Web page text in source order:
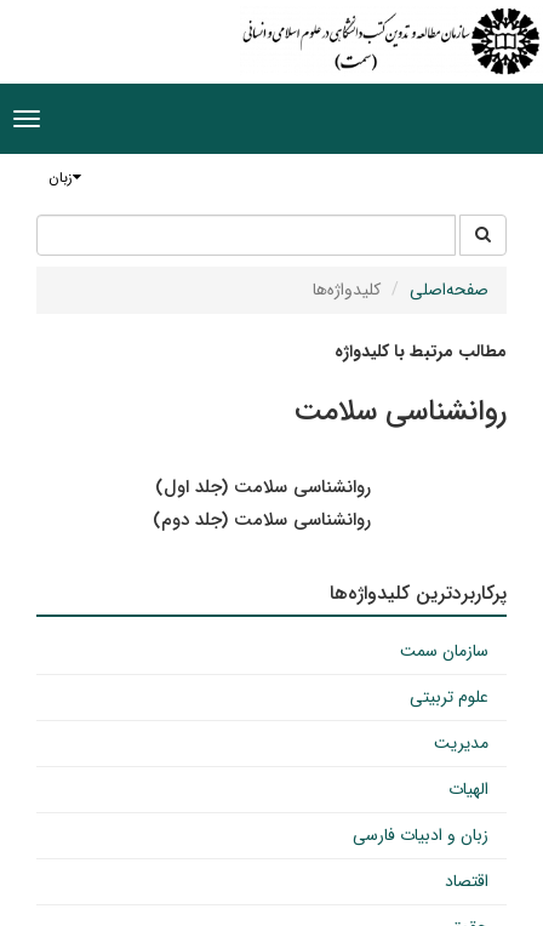
زبان
جستجو
در
سایت
صفحه‌اصلی کلیدواژه‌ها
مطالب مرتبط با کلیدواژه
روانشناسی سلامت
روانشناسی سلامت (جلد اول)
روانشناسی سلامت (جلد دوم)
پرکاربردترین کلیدواژه‌ها
سازمان سمت
علوم تربیتی
مدیریت
الهیات
زبان و ادبیات فارسی
اقتصاد